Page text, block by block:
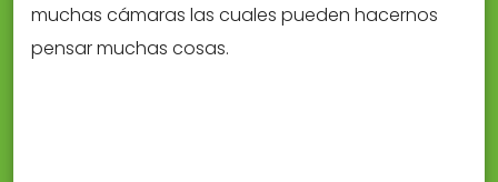
muchas cámaras las cuales pueden hacernos
pensar muchas cosas.